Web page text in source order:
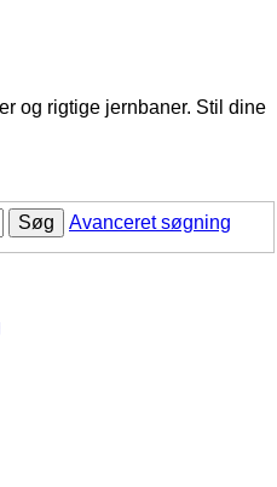
og rigtige jernbaner. Stil dine
Søg Avanceret søgning